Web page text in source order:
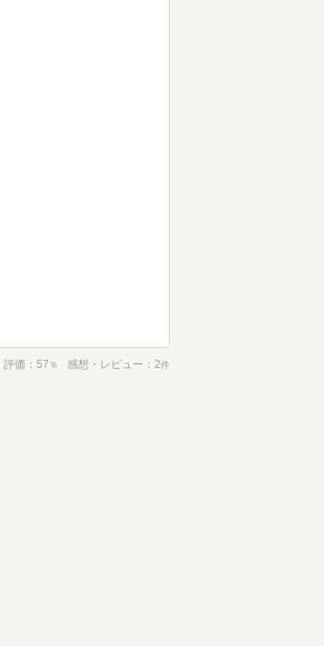
評価 57 ％ 感想・レビュー 2件